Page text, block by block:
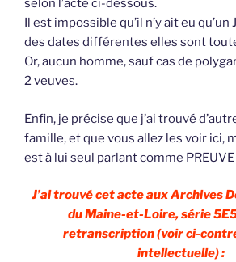
selon l’acte ci-dessous.
Il est impossible qu’il n’y ait eu qu’un
des dates différentes elles sont
Or, aucun homme, sauf cas de
2 veuves.
Enfin, je précise que j’ai trouvé
famille, et que vous allez les voir ici,
est à lui seul parlant comme PREUVE
J’ai trouvé cet acte aux Archives
du Maine-et-Loire, série
retranscription (voir ci-
intellectuelle) :